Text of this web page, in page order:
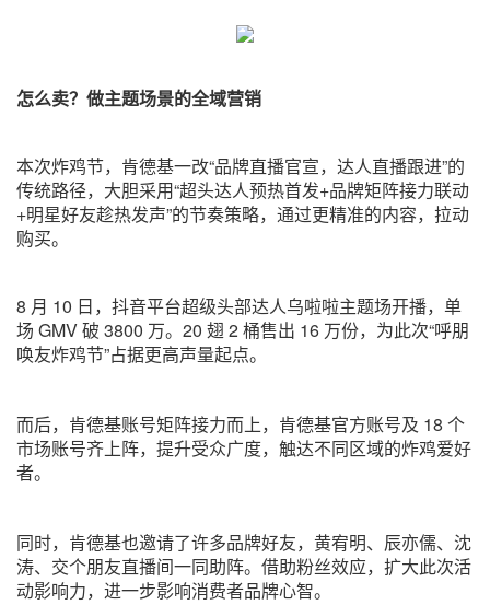
怎么卖？做主题场景的全域营销
本次炸鸡节，肯德基一改“品牌直播官宣，达人直播跟进”的
传统路径，大胆采用“超头达人预热首发+品牌矩阵接力联动
+明星好友趁热发声”的节奏策略，通过更精准的内容，拉动
购买。
8 月 10 日，抖音平台超级头部达人乌啦啦主题场开播，单
场 GMV 破 3800 万。20 翅 2 桶售出 16 万份，为此次“呼朋
唤友炸鸡节”占据更高声量起点。
而后，肯德基账号矩阵接力而上，肯德基官方账号及 18 个
市场账号齐上阵，提升受众广度，触达不同区域的炸鸡爱好
者。
同时，肯德基也邀请了许多品牌好友，黄宥明、辰亦儒、沈
涛、交个朋友直播间一同助阵。借助粉丝效应，扩大此次活
动影响力，进一步影响消费者品牌心智。